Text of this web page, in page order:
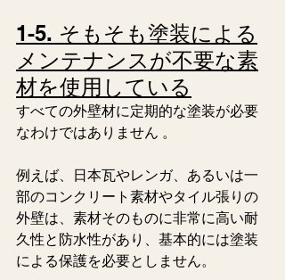
1-5. そもそも塗装による
メンテナンスが不要な素
材を使用している
すべての外壁材に定期的な塗装が必要
なわけではありません 。
例えば、日本瓦やレンガ、あるいは一
部のコンクリート素材やタイル張りの
外壁は、素材そのものに非常に高い耐
久性と防水性があり、基本的には塗装
による保護を必要としません。